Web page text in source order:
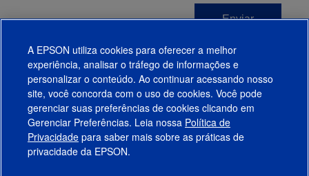
Produtos
Suporte
A EPSON utiliza cookies para oferecer a melhor
experiência, analisar o tráfego de informações e
personalizar o conteúdo. Ao continuar acessando nosso
site, você concorda com o uso de cookies. Você pode
gerenciar suas preferências de cookies clicando em
Gerenciar Preferências. Leia nossa Política de
Privacidade para saber mais sobre as práticas de
privacidade da EPSON.